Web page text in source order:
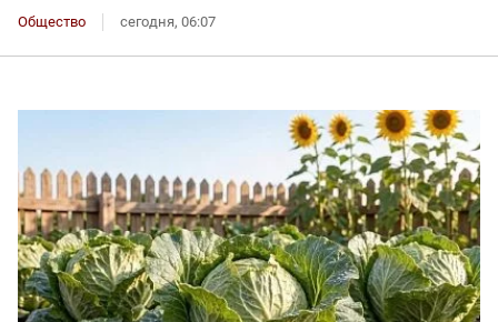
Общество сегодня, 06:07